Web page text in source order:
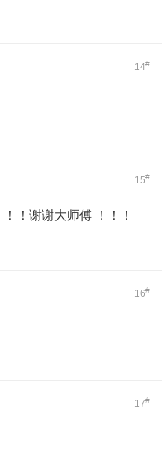
14#
15#
！谢谢大师傅 ！！！
16#
17#